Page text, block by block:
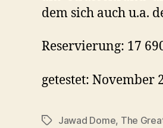
dem sich auch u.a.
Reservierung: 17
getestet: November
Schlagwörter
Jawad Dome, The